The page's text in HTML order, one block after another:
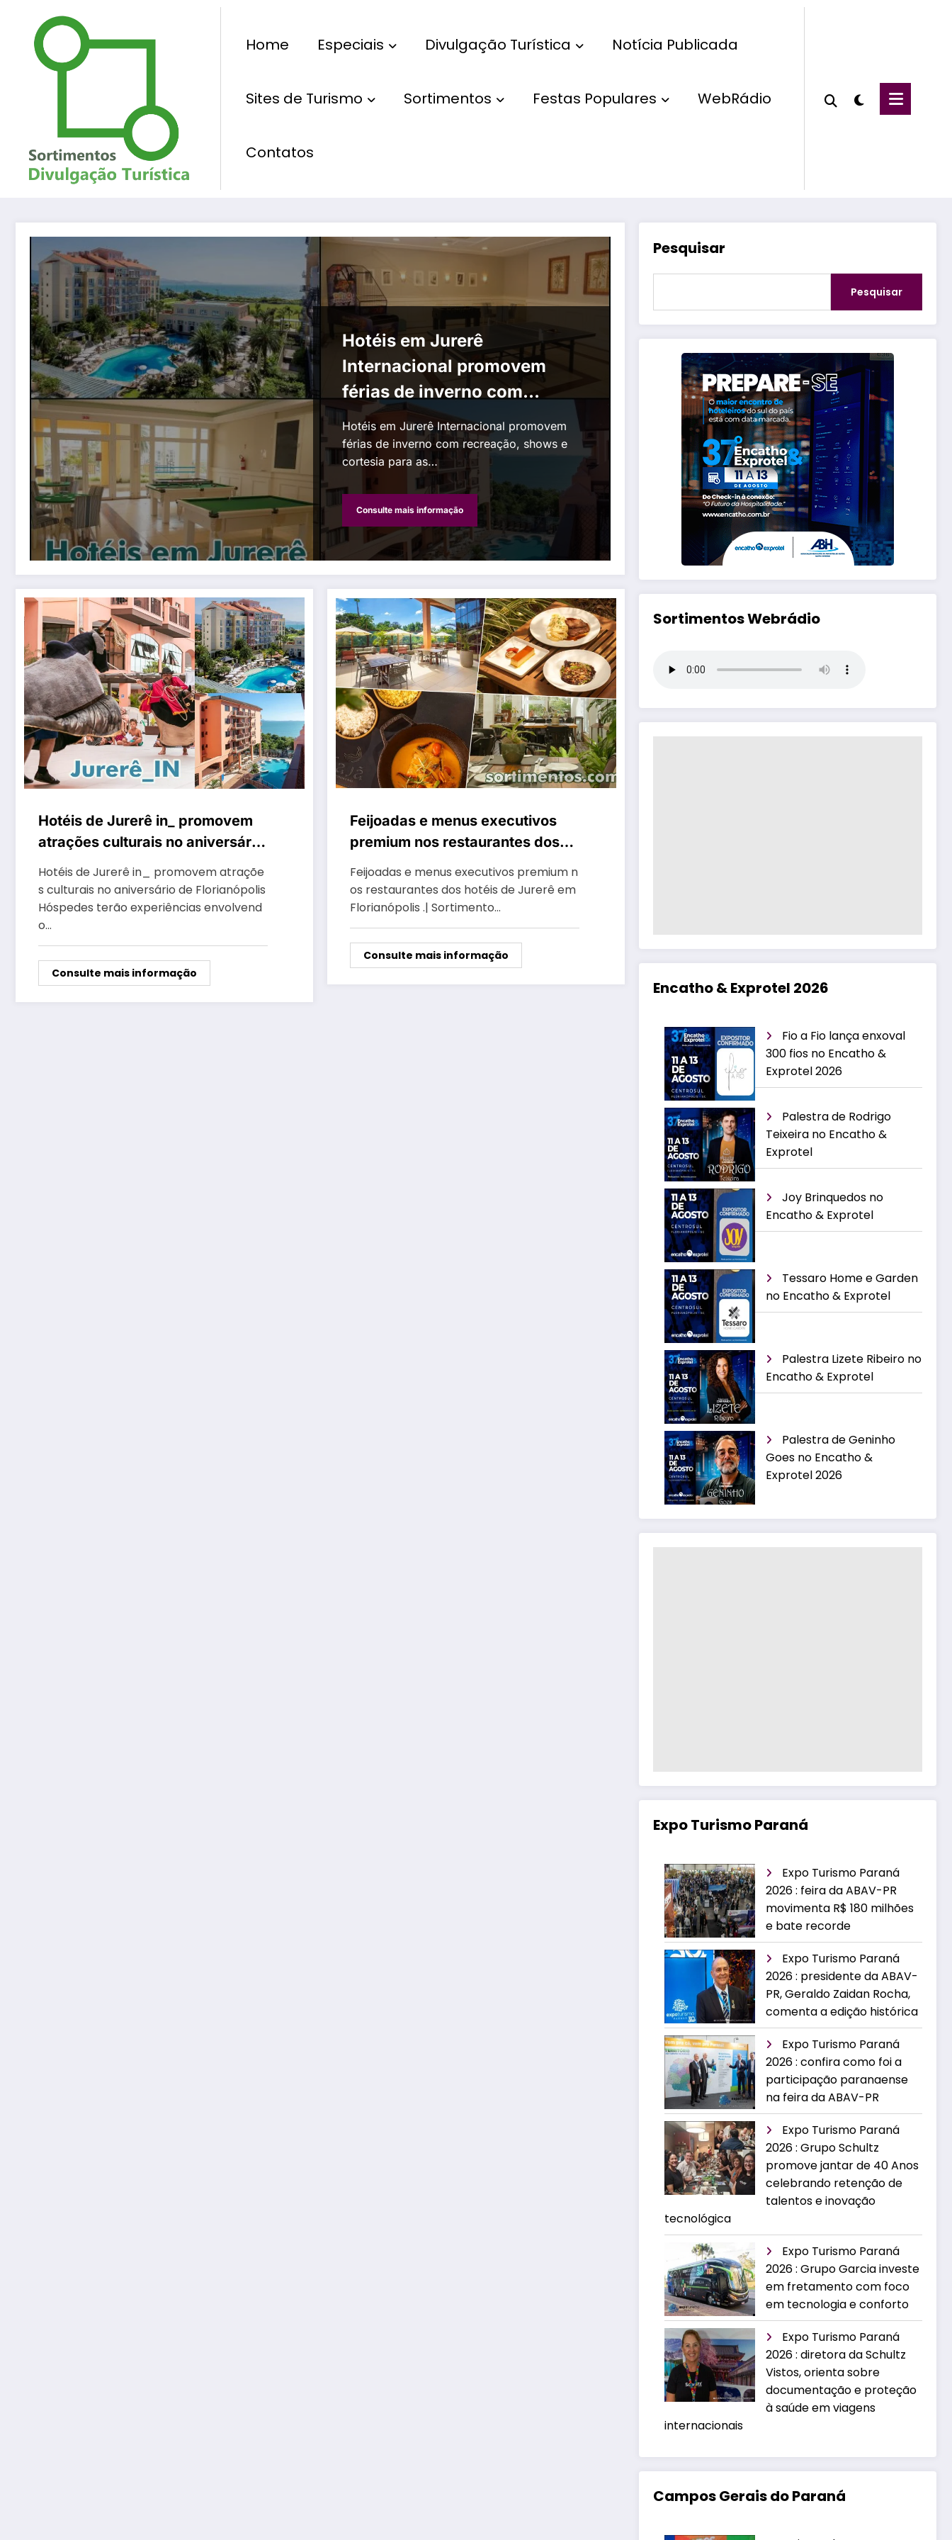
conteúdo
Home Especiais Divulgação Turística Notícia Publicada
Sites de Turismo Sortimentos Festas Populares WebRádio
Contatos
Hotéis em Jurerê
Internacional promovem
férias de inverno com
recreação, shows e cortesia
para as crianças
Hotéis em Jurerê Internacional promovem
férias de inverno com recreação, shows e
cortesia para as…
Consulte mais informação
Hotéis de Jurerê in_ promovem
atrações culturais no aniversário
de Florianópolis
Hotéis de Jurerê in_ promovem atraçõe
s culturais no aniversário de Florianópolis
Hóspedes terão experiências envolvend
o…
Consulte mais informação
Feijoadas e menus executivos
premium nos restaurantes dos
hotéis de Jurerê em Florianópolis
Feijoadas e menus executivos premium n
os restaurantes dos hotéis de Jurerê em
Florianópolis .| Sortimento…
Consulte mais informação
Pesquisar
Pesquisar
Sortimentos Webrádio
Encatho & Exprotel 2026
Fio a Fio lança enxoval
300 fios no Encatho &
Exprotel 2026
Palestra de Rodrigo
Teixeira no Encatho &
Exprotel
Joy Brinquedos no
Encatho & Exprotel
Tessaro Home e Garden
no Encatho & Exprotel
Palestra Lizete Ribeiro no
Encatho & Exprotel
Palestra de Geninho
Goes no Encatho &
Exprotel 2026
Expo Turismo Paraná
Expo Turismo Paraná
2026 : feira da ABAV-PR
movimenta R$ 180 milhões
e bate recorde
Expo Turismo Paraná
2026 : presidente da ABAV-
PR, Geraldo Zaidan Rocha,
comenta a edição histórica
Expo Turismo Paraná
2026 : confira como foi a
participação paranaense
na feira da ABAV-PR
Expo Turismo Paraná
2026 : Grupo Schultz
promove jantar de 40 Anos
celebrando retenção de
talentos e inovação
tecnológica
Expo Turismo Paraná
2026 : Grupo Garcia investe
em fretamento com foco
em tecnologia e conforto
Expo Turismo Paraná
2026 : diretora da Schultz
Vistos, orienta sobre
documentação e proteção
à saúde em viagens
internacionais
Campos Gerais do Paraná